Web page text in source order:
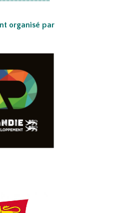
organisé par